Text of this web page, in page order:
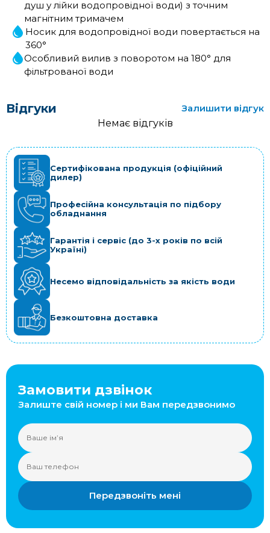
душ у лійки водопровідної води) з точним
магнітним тримачем
Носик для водопровідної води повертається на
360°
Особливий вилив з поворотом на 180° для
фільтрованої води
Відгуки
Залишити відгук
Немає відгуків
Сертифікована продукція (офіційний
дилер)
Професійна консультація по підбору
обладнання
Гарантія і сервіс (до 3-х років по всій
Україні)
Несемо відповідальність за якість води
Безкоштовна доставка
Замовити дзвінок
Залиште свій номер і ми Вам передзвонимо
Передзвоніть мені